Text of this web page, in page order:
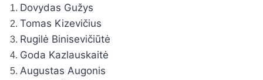
Dovydas Gužys
Tomas Kizevičius
Rugilė Binisevičiūtė
Goda Kazlauskaitė
Augustas Augonis